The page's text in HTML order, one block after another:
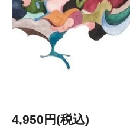
4,950円(税込)